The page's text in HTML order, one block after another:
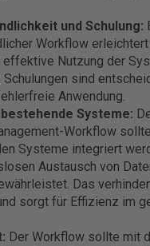
und Schulung:
Workflow
Nutzung der
sind
Anwendung.
Systeme:
Workflow
Systeme integriert
Austausch von
Das
sorgt für Effizienz im
Der Workflow sollte mit